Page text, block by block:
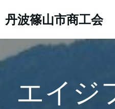
丹波篠山市商工会
エイジ